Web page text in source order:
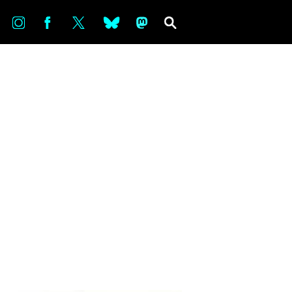
in bsky ms